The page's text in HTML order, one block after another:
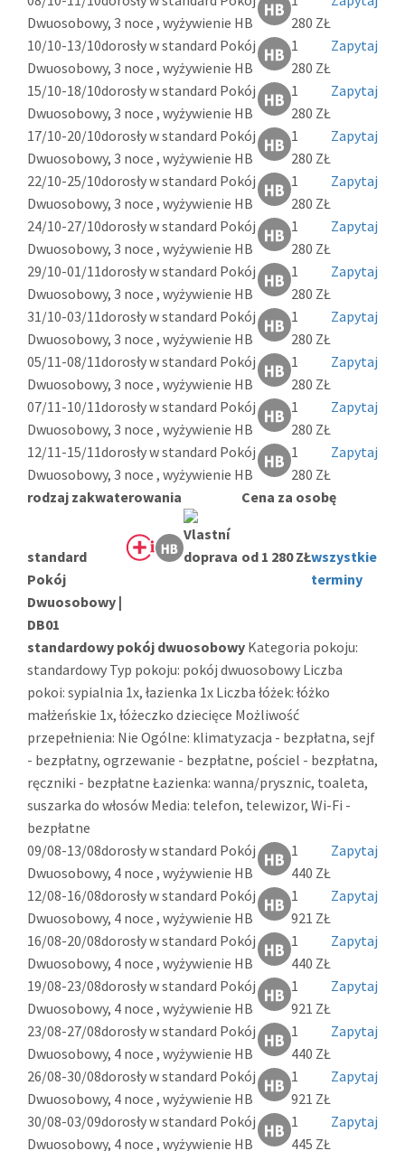
Dwuosobowy, 3 noce , wyżywienie HB
280 ZŁ
10/10-13/10dorosły w standard Pokój
Dwuosobowy, 3 noce , wyżywienie HB
1
280 ZŁ
Zapytaj
15/10-18/10dorosły w standard Pokój
Dwuosobowy, 3 noce , wyżywienie HB
1
280 ZŁ
Zapytaj
17/10-20/10dorosły w standard Pokój
Dwuosobowy, 3 noce , wyżywienie HB
1
280 ZŁ
Zapytaj
22/10-25/10dorosły w standard Pokój
Dwuosobowy, 3 noce , wyżywienie HB
1
280 ZŁ
Zapytaj
24/10-27/10dorosły w standard Pokój
Dwuosobowy, 3 noce , wyżywienie HB
1
280 ZŁ
Zapytaj
29/10-01/11dorosły w standard Pokój
Dwuosobowy, 3 noce , wyżywienie HB
1
280 ZŁ
Zapytaj
31/10-03/11dorosły w standard Pokój
Dwuosobowy, 3 noce , wyżywienie HB
1
280 ZŁ
Zapytaj
05/11-08/11dorosły w standard Pokój
Dwuosobowy, 3 noce , wyżywienie HB
1
280 ZŁ
Zapytaj
07/11-10/11dorosły w standard Pokój
Dwuosobowy, 3 noce , wyżywienie HB
1
280 ZŁ
Zapytaj
12/11-15/11dorosły w standard Pokój
Dwuosobowy, 3 noce , wyżywienie HB
1
280 ZŁ
Zapytaj
rodzaj zakwaterowania Cena za osobę
standard
Pokój
Dwuosobowy |
DB01
od 1 280 ZŁwszystkie
terminy
standardowy pokój dwuosobowy Kategoria pokoju:
standardowy Typ pokoju: pokój dwuosobowy Liczba
pokoi: sypialnia 1x, łazienka 1x Liczba łóżek: łóżko
małżeńskie 1x, łóżeczko dziecięce Możliwość
przepełnienia: Nie Ogólne: klimatyzacja - bezpłatna, sejf
- bezpłatny, ogrzewanie - bezpłatne, pościel - bezpłatna,
ręczniki - bezpłatne Łazienka: wanna/prysznic, toaleta,
suszarka do włosów Media: telefon, telewizor, Wi-Fi -
bezpłatne
09/08-13/08dorosły w standard Pokój
Dwuosobowy, 4 noce , wyżywienie HB
1
440 ZŁ
Zapytaj
12/08-16/08dorosły w standard Pokój
Dwuosobowy, 4 noce , wyżywienie HB
1
921 ZŁ
Zapytaj
16/08-20/08dorosły w standard Pokój
Dwuosobowy, 4 noce , wyżywienie HB
1
440 ZŁ
Zapytaj
19/08-23/08dorosły w standard Pokój
Dwuosobowy, 4 noce , wyżywienie HB
1
921 ZŁ
Zapytaj
23/08-27/08dorosły w standard Pokój
Dwuosobowy, 4 noce , wyżywienie HB
1
440 ZŁ
Zapytaj
26/08-30/08dorosły w standard Pokój
Dwuosobowy, 4 noce , wyżywienie HB
1
921 ZŁ
Zapytaj
30/08-03/09dorosły w standard Pokój
Dwuosobowy, 4 noce , wyżywienie HB
1
445 ZŁ
Zapytaj